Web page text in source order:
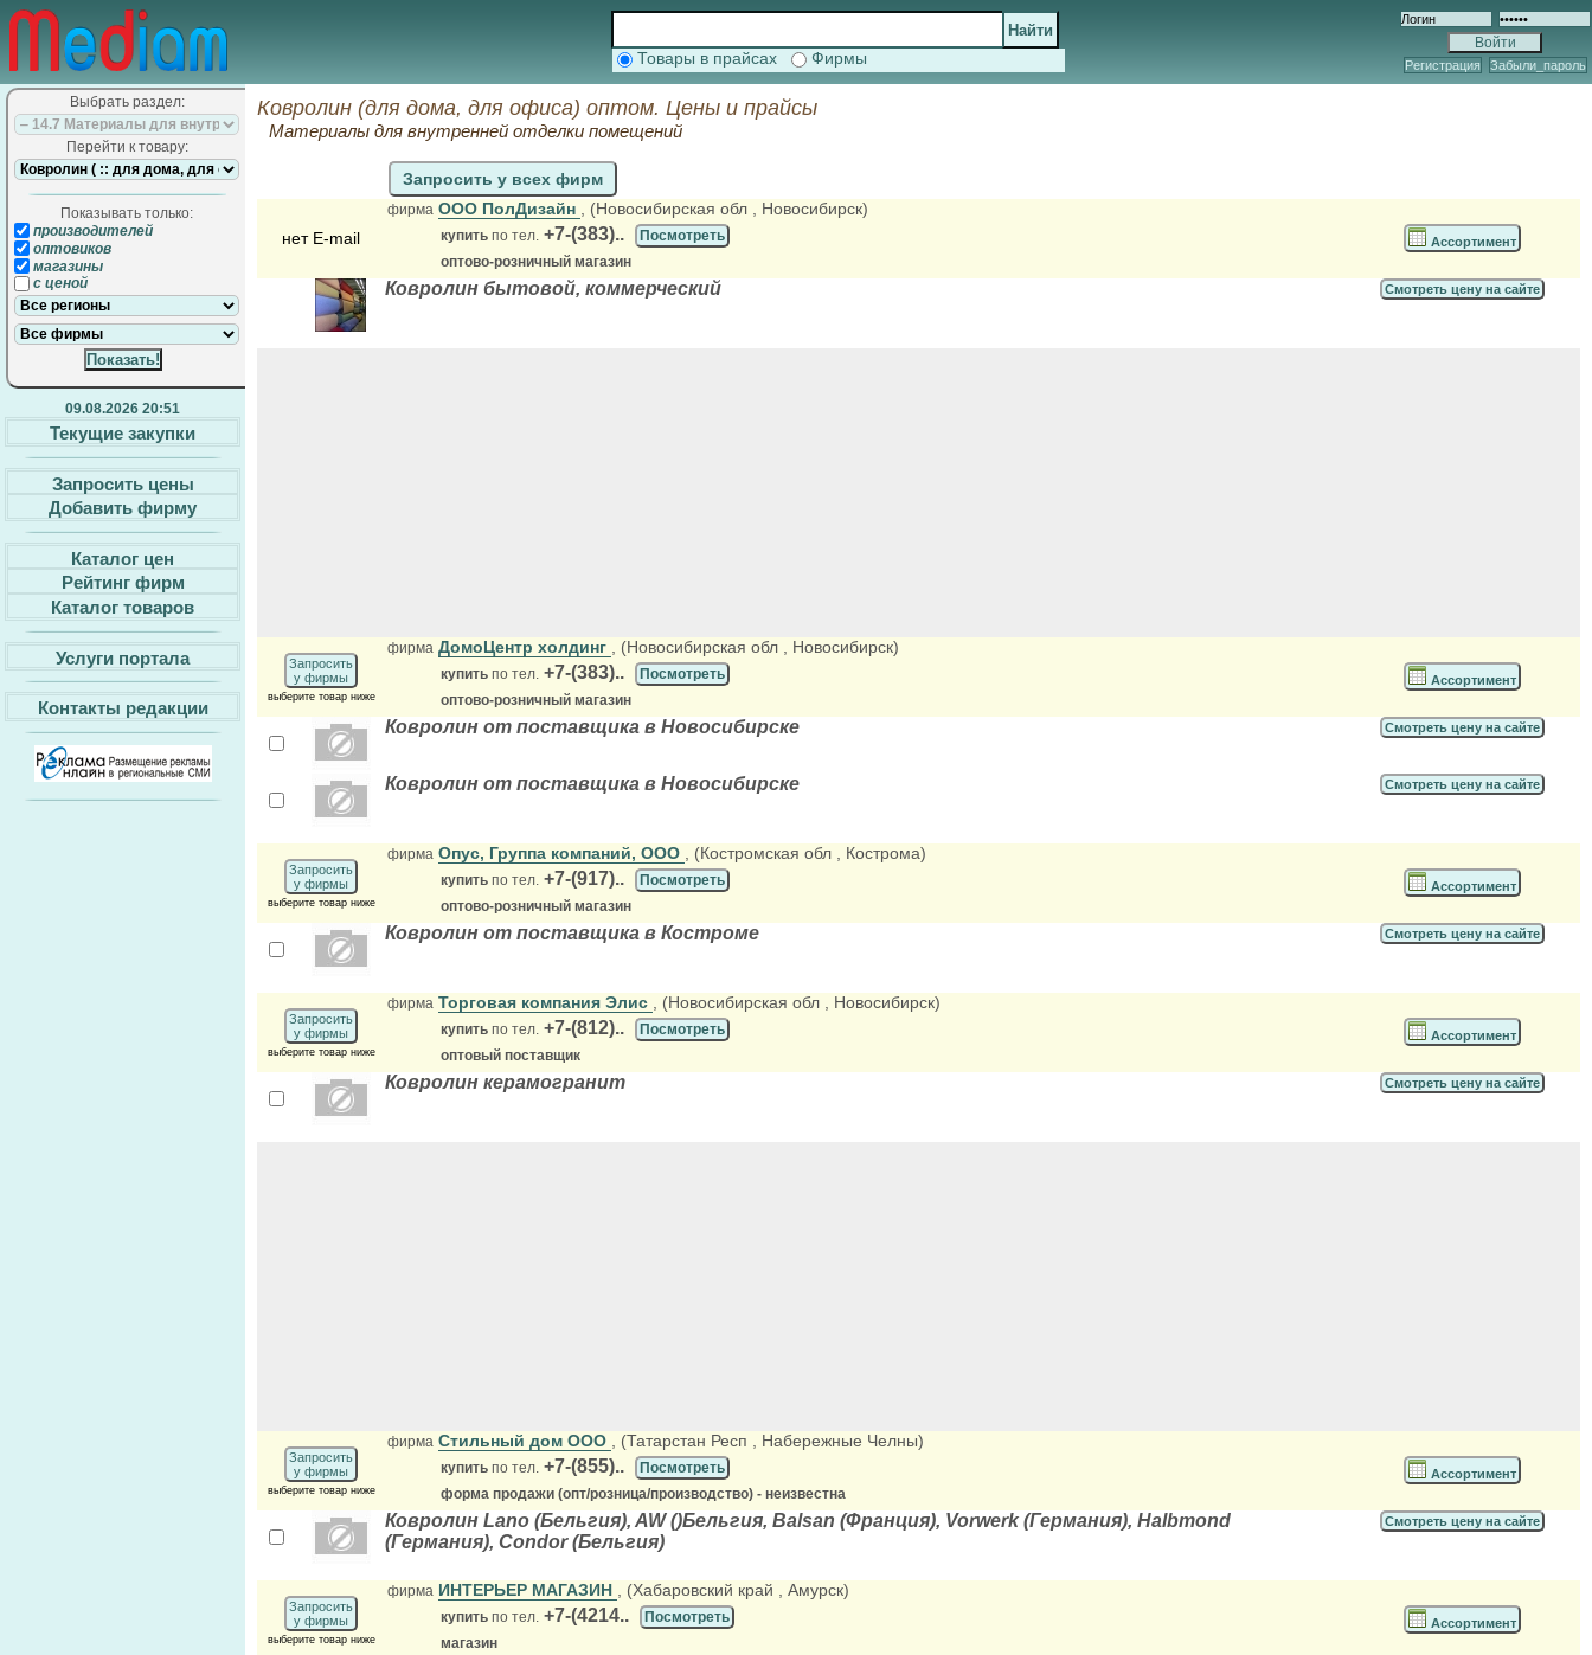
Товары в прайсах Фирмы Регистрация Забыли_пароль
Выбрать раздел:
Перейти к товару:
Показывать только:
производителей
оптовиков
магазины
с ценой
09.08.2026 20:51
Текущие закупки
Запросить цены
Добавить фирму
Каталог цен
Рейтинг фирм
Каталог товаров
Услуги портала
Контакты редакции
Ковролин (для дома, для офиса) оптом. Цены и прайсы
Материалы для внутренней отделки помещений
Запросить у всех фирм
нет E-mail
фирма ООО ПолДизайн , (Новосибирская обл , Новосибирск)
купить по тел. +7-(383)..
Посмотреть
оптово-розничный магазин
Ассортимент
Ковролин бытовой, коммерческий Смотреть цену на сайте
Запросить
у фирмы
выберите товар ниже
фирма ДомоЦентр холдинг , (Новосибирская обл , Новосибирск)
купить по тел. +7-(383)..
Посмотреть
оптово-розничный магазин
Ассортимент
Ковролин от поставщика в Новосибирске Смотреть цену на сайте
Ковролин от поставщика в Новосибирске Смотреть цену на сайте
Запросить
у фирмы
выберите товар ниже
фирма Опус, Группа компаний, ООО , (Костромская обл , Кострома)
купить по тел. +7-(917)..
Посмотреть
оптово-розничный магазин
Ассортимент
Ковролин от поставщика в Костроме Смотреть цену на сайте
Запросить
у фирмы
выберите товар ниже
фирма Торговая компания Элис , (Новосибирская обл , Новосибирск)
купить по тел. +7-(812)..
Посмотреть
оптовый поставщик
Ассортимент
Ковролин керамогранит Смотреть цену на сайте
Запросить
у фирмы
выберите товар ниже
фирма Стильный дом ООО , (Татарстан Респ , Набережные Челны)
купить по тел. +7-(855)..
Посмотреть
форма продажи (опт/розница/производство) - неизвестна
Ассортимент
Ковролин Lano (Бельгия), AW ()Бельгия, Balsan (Франция), Vorwerk (Германия), Halbmond
(Германия), Condor (Бельгия)
Смотреть цену на сайте
Запросить
у фирмы
выберите товар ниже
фирма ИНТЕРЬЕР МАГАЗИН , (Хабаровский край , Амурск)
купить по тел. +7-(4214..
Посмотреть
магазин
Ассортимент